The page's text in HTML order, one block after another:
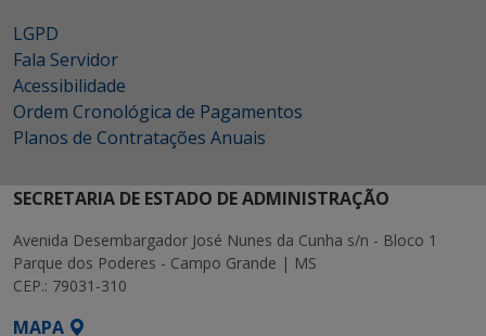
LGPD
Fala Servidor
Acessibilidade
Ordem Cronológica de Pagamentos
Planos de Contratações Anuais
SECRETARIA DE ESTADO DE ADMINISTRAÇÃO
Avenida Desembargador José Nunes da Cunha s/n - Bloco 1
Parque dos Poderes - Campo Grande | MS
CEP.: 79031-310
MAPA